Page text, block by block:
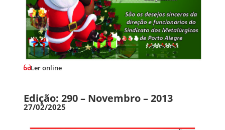
Ler online
Edição: 290 – Novembro – 2013
27/02/2025